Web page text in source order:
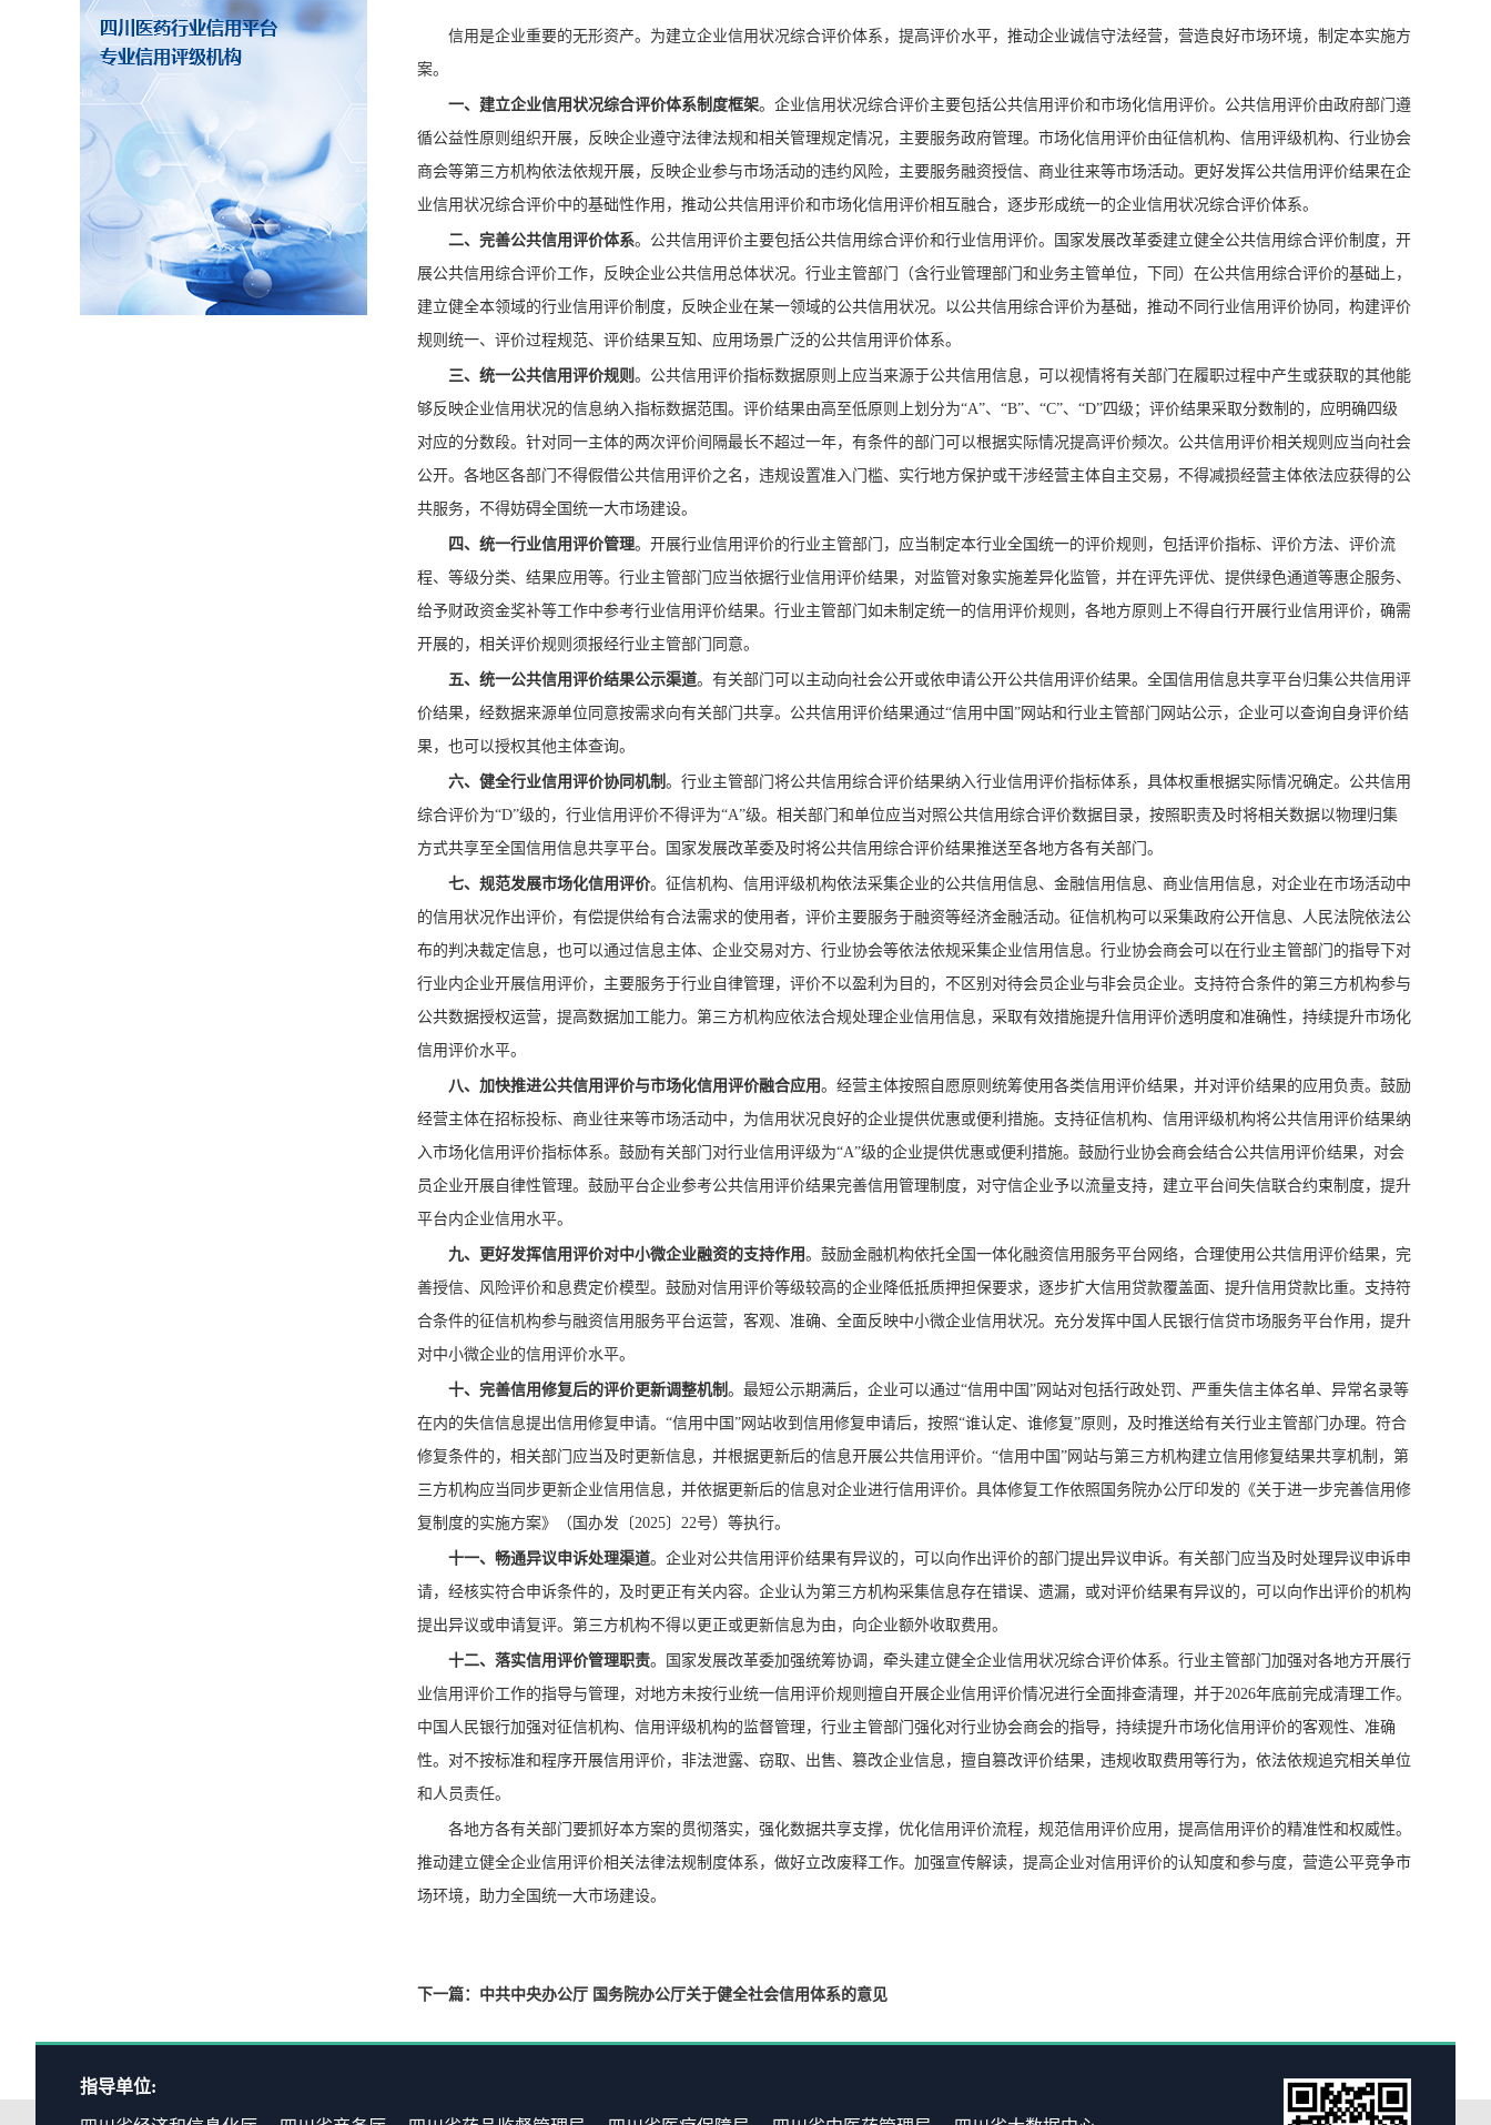
信用是企业重要的无形资产。为建立企业信用状况综合评价体系，提高评价水平，推动企业诚信守法经营，营造良好市场环境，制定本实施方
案。
一、建立企业信用状况综合评价体系制度框架。企业信用状况综合评价主要包括公共信用评价和市场化信用评价。公共信用评价由政府部门遵
循公益性原则组织开展，反映企业遵守法律法规和相关管理规定情况，主要服务政府管理。市场化信用评价由征信机构、信用评级机构、行业协会
商会等第三方机构依法依规开展，反映企业参与市场活动的违约风险，主要服务融资授信、商业往来等市场活动。更好发挥公共信用评价结果在企
业信用状况综合评价中的基础性作用，推动公共信用评价和市场化信用评价相互融合，逐步形成统一的企业信用状况综合评价体系。
二、完善公共信用评价体系。公共信用评价主要包括公共信用综合评价和行业信用评价。国家发展改革委建立健全公共信用综合评价制度，开
展公共信用综合评价工作，反映企业公共信用总体状况。行业主管部门（含行业管理部门和业务主管单位，下同）在公共信用综合评价的基础上，
建立健全本领域的行业信用评价制度，反映企业在某一领域的公共信用状况。以公共信用综合评价为基础，推动不同行业信用评价协同，构建评价
规则统一、评价过程规范、评价结果互知、应用场景广泛的公共信用评价体系。
三、统一公共信用评价规则 。公共信用评价指标数据原则上应当来源于公共信用信息，可以视情将有关部门在履职过程中产生或获取的其他能
够反映企业信用状况的信息纳入指标数据范围。评价结果由高至低原则上划分为“A”、“B”、“C”、“D”四级；评价结果采取分数制的，应明确四级
对应的分数段。针对同一主体的两次评价间隔最长不超过一年，有条件的部门可以根据实际情况提高评价频次。公共信用评价相关规则应当向社会
公开。各地区各部门不得假借公共信用评价之名，违规设置准入门槛、实行地方保护或干涉经营主体自主交易，不得减损经营主体依法应获得的公
共服务，不得妨碍全国统一大市场建设。
四、统一行业信用评价管理。开展行业信用评价的行业主管部门，应当制定本行业全国统一的评价规则，包括评价指标、评价方法、评价流
程、等级分类、结果应用等。行业主管部门应当依据行业信用评价结果，对监管对象实施差异化监管，并在评先评优、提供绿色通道等惠企服务、
给予财政资金奖补等工作中参考行业信用评价结果。行业主管部门如未制定统一的信用评价规则，各地方原则上不得自行开展行业信用评价，确需
开展的，相关评价规则须报经行业主管部门同意。
五、统一公共信用评价结果公示渠道。有关部门可以主动向社会公开或依申请公开公共信用评价结果。全国信用信息共享平台归集公共信用评
价结果，经数据来源单位同意按需求向有关部门共享。公共信用评价结果通过“信用中国”网站和行业主管部门网站公示，企业可以查询自身评价结
果，也可以授权其他主体查询。
六、健全行业信用评价协同机制 。行业主管部门将公共信用综合评价结果纳入行业信用评价指标体系，具体权重根据实际情况确定。公共信用
综合评价为“D”级的，行业信用评价不得评为“A”级。相关部门和单位应当对照公共信用综合评价数据目录，按照职责及时将相关数据以物理归集
方式共享至全国信用信息共享平台。国家发展改革委及时将公共信用综合评价结果推送至各地方各有关部门。
七、规范发展市场化信用评价。征信机构、信用评级机构依法采集企业的公共信用信息、金融信用信息、商业信用信息，对企业在市场活动中
的信用状况作出评价，有偿提供给有合法需求的使用者，评价主要服务于融资等经济金融活动。征信机构可以采集政府公开信息、人民法院依法公
布的判决裁定信息，也可以通过信息主体、企业交易对方、行业协会等依法依规采集企业信用信息。行业协会商会可以在行业主管部门的指导下对
行业内企业开展信用评价，主要服务于行业自律管理，评价不以盈利为目的，不区别对待会员企业与非会员企业。支持符合条件的第三方机构参与
公共数据授权运营，提高数据加工能力。第三方机构应依法合规处理企业信用信息，采取有效措施提升信用评价透明度和准确性，持续提升市场化
信用评价水平。
八、加快推进公共信用评价与市场化信用评价融合应用。经营主体按照自愿原则统筹使用各类信用评价结果，并对评价结果的应用负责。鼓励
经营主体在招标投标、商业往来等市场活动中，为信用状况良好的企业提供优惠或便利措施。支持征信机构、信用评级机构将公共信用评价结果纳
入市场化信用评价指标体系。鼓励有关部门对行业信用评级为“A”级的企业提供优惠或便利措施。鼓励行业协会商会结合公共信用评价结果，对会
员企业开展自律性管理。鼓励平台企业参考公共信用评价结果完善信用管理制度，对守信企业予以流量支持，建立平台间失信联合约束制度，提升
平台内企业信用水平。
九、更好发挥信用评价对中小微企业融资的支持作用。鼓励金融机构依托全国一体化融资信用服务平台网络，合理使用公共信用评价结果，完
善授信、风险评价和息费定价模型。鼓励对信用评价等级较高的企业降低抵质押担保要求，逐步扩大信用贷款覆盖面、提升信用贷款比重。支持符
合条件的征信机构参与融资信用服务平台运营，客观、准确、全面反映中小微企业信用状况。充分发挥中国人民银行信贷市场服务平台作用，提升
对中小微企业的信用评价水平。
十、完善信用修复后的评价更新调整机制 。最短公示期满后，企业可以通过“信用中国”网站对包括行政处罚、严重失信主体名单、异常名录等
在内的失信信息提出信用修复申请。“信用中国”网站收到信用修复申请后，按照“谁认定、谁修复”原则，及时推送给有关行业主管部门办理。符合
修复条件的，相关部门应当及时更新信息，并根据更新后的信息开展公共信用评价。“信用中国”网站与第三方机构建立信用修复结果共享机制，第
三方机构应当同步更新企业信用信息，并依据更新后的信息对企业进行信用评价。具体修复工作依照国务院办公厅印发的《关于进一步完善信用修
复制度的实施方案》（国办发〔2025〕22号）等执行。
十一、畅通异议申诉处理渠道。企业对公共信用评价结果有异议的，可以向作出评价的部门提出异议申诉。有关部门应当及时处理异议申诉申
请，经核实符合申诉条件的，及时更正有关内容。企业认为第三方机构采集信息存在错误、遗漏，或对评价结果有异议的，可以向作出评价的机构
提出异议或申请复评。第三方机构不得以更正或更新信息为由，向企业额外收取费用。
十二、落实信用评价管理职责。国家发展改革委加强统筹协调，牵头建立健全企业信用状况综合评价体系。行业主管部门加强对各地方开展行
业信用评价工作的指导与管理，对地方未按行业统一信用评价规则擅自开展企业信用评价情况进行全面排查清理，并于2026年底前完成清理工作。
中国人民银行加强对征信机构、信用评级机构的监督管理，行业主管部门强化对行业协会商会的指导，持续提升市场化信用评价的客观性、准确
性。对不按标准和程序开展信用评价，非法泄露、窃取、出售、篡改企业信息，擅自篡改评价结果，违规收取费用等行为，依法依规追究相关单位
和人员责任。
各地方各有关部门要抓好本方案的贯彻落实，强化数据共享支撑，优化信用评价流程，规范信用评价应用，提高信用评价的精准性和权威性。
推动建立健全企业信用评价相关法律法规制度体系，做好立改废释工作。加强宣传解读，提高企业对信用评价的认知度和参与度，营造公平竞争市
场环境，助力全国统一大市场建设。
下一篇：中共中央办公厅 国务院办公厅关于健全社会信用体系的意见
指导单位: